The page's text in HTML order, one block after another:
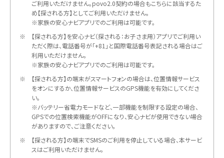
ご利用いただけません。povo2.0契約の場合もこちらに該当するた
め【探される方】としてご利用いただけません。
※家族の安心ナビアプリでのご利用は可能です。
※
【探される方】を安心ナビ（探される：お子さま用）アプリでご利用い
ただく際は、電話番号が「+81」と国際電話番号表記される場合はご
利用いただけません。
※家族の安心ナビアプリでのご利用は可能です。
※
【探される方】の端末がスマートフォンの場合は、位置情報サービス
をオンにするか、位置情報サービスのGPS機能を有効にしてくださ
い。
※バッテリー省電力モードなど、一部機能を制限する設定の場合、
GPSでの位置検索機能がOFFになり、安心ナビが使用できない場合
がありますので、ご注意ください。
※
【探される方】の端末でSMSのご利用を停止している場合、本サービ
スはご利用いただけません。